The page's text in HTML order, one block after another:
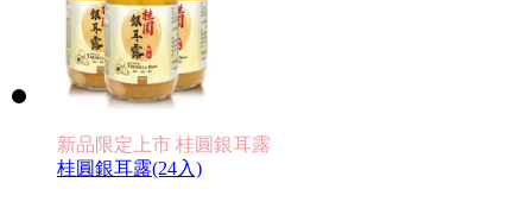
新品限定上市 桂圓銀耳露
桂圓銀耳露(24入)